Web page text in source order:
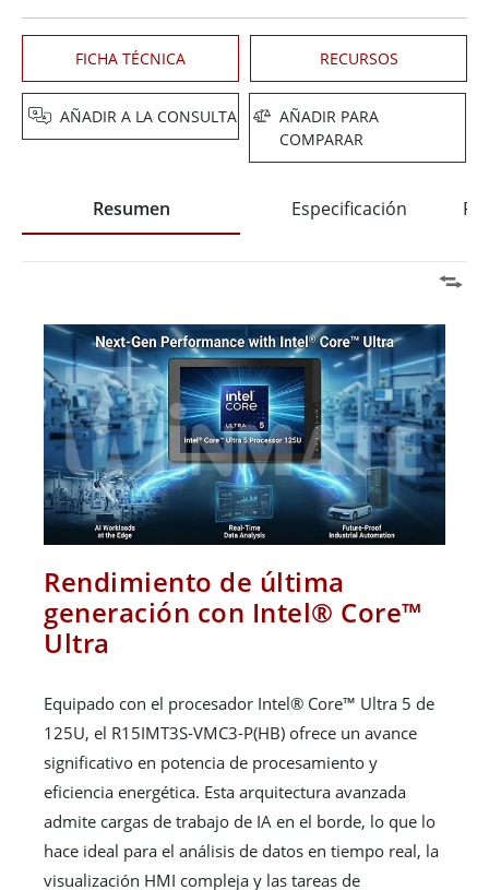
FICHA TÉCNICA RECURSOS
AÑADIR A LA CONSULTA
AÑADIR PARA
COMPARAR
Resumen Especificación
Rendimiento de última
generación con Intel® Core™
Ultra
Equipado con el procesador Intel® Core™ Ultra 5 de
125U, el R15IMT3S-VMC3-P(HB) ofrece un avance
significativo en potencia de procesamiento y
eficiencia energética. Esta arquitectura avanzada
admite cargas de trabajo de IA en el borde, lo que lo
hace ideal para el análisis de datos en tiempo real, la
visualización HMI compleja y las tareas de